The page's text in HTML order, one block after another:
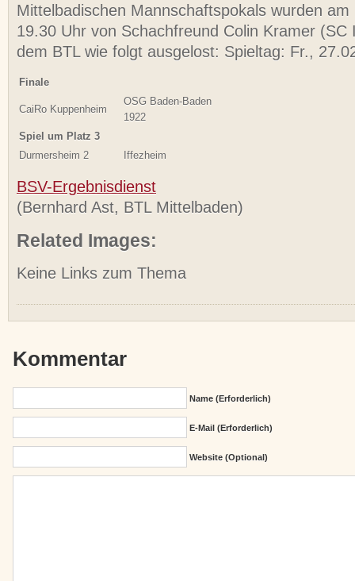
Mittelbadischen Mannschaftspokals wurden
19.30 Uhr von Schachfreund Colin Kramer (SC
dem BTL wie folgt ausgelost: Spieltag: Fr.,
Finale
CaiRo Kuppenheim
OSG Baden-Baden
1922
Spiel um Platz 3
Durmersheim 2
Iffezheim
BSV-Ergebnisdienst
(Bernhard Ast, BTL Mittelbaden)
Related Images:
Keine Links zum Thema
Kommentar
Name (erforderlich)
E-Mail (erforderlich)
Website (Optional)